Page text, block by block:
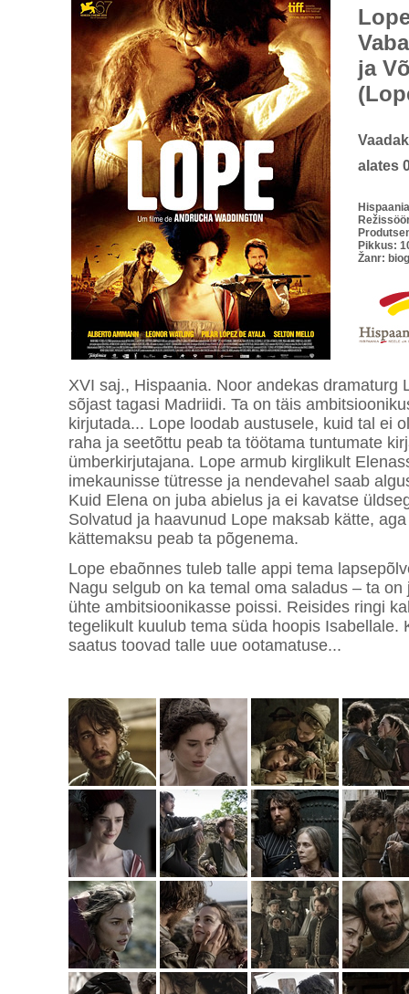
ja
alates
Pikkus:
Žanr:
XVI saj., Hispaania. Noor andekas dramaturg
sõjast tagasi Madriidi. Ta on täis
kirjutada... Lope loodab austusele, kuid tal ei
raha ja seetõttu peab ta töötama tuntumate
ümberkirjutajana. Lope armub kirglikult
imekaunisse tütresse ja nendevahel saab
Kuid Elena on juba abielus ja ei kavatse
Solvatud ja haavunud Lope maksab kätte,
kättemaksu peab ta põgenema.
Lope ebaõnnes tuleb talle appi tema
Nagu selgub on ka temal oma saladus – ta
ühte ambitsioonikasse poissi. Reisides ringi
tegelikult kuulub tema süda hoopis Isabellale.
saatus toovad talle uue ootamatuse...